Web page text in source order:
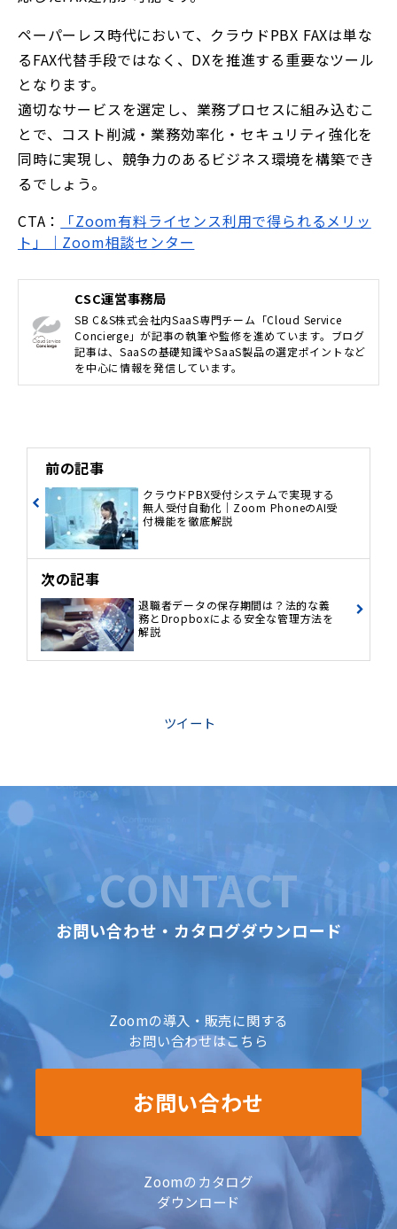
ペーパーレス時代において、クラウドPBX FAXは単な
るFAX代替手段ではなく、DXを推進する重要なツール
となります。
適切なサービスを選定し、業務プロセスに組み込むこ
とで、コスト削減・業務効率化・セキュリティ強化を
同時に実現し、競争力のあるビジネス環境を構築でき
るでしょう。
CTA：
「Zoom有料ライセンス利用で得られるメリッ
ト」｜Zoom相談センター
CSC運営事務局
SB C&S株式会社内SaaS専門チーム「Cloud Service
Concierge」が記事の執筆や監修を進めています。ブログ
記事は、SaaSの基礎知識やSaaS製品の選定ポイントなど
を中心に情報を発信しています。
前の記事
クラウドPBX受付システムで実現する
無人受付自動化｜Zoom PhoneのAI受
付機能を徹底解説
次の記事
退職者データの保存期間は？法的な義
務とDropboxによる安全な管理方法を
解説
ツイート
CONTACT
お問い合わせ・カタログダウンロード
Zoomの導入・販売に関する
お問い合わせはこちら
お問い合わせ
Zoomのカタログ
ダウンロード